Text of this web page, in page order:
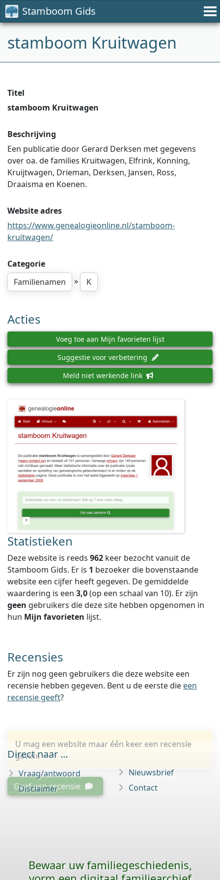
Stamboom Gids
stamboom Kruitwagen
Titel
stamboom Kruitwagen
Beschrijving
Een publicatie door Gerard Derksen met gegevens
over oa. de families Kruitwagen, Elfrink, Konning,
Kruijtwagen, Drieman, Derksen, Jansen, Ross,
Draaisma en Koenen.
Website adres
https://www.genealogieonline.nl/stamboom-
kruitwagen/
Categorie
Familienamen
» K
Acties
Voeg toe aan Mijn favorieten lijst
Suggestie voor verbetering
Meld niet werkende link
Statistieken
Deze website is reeds 962 keer bezocht vanuit de
Stamboom Gids. Er is 1 bezoeker die bovenstaande
website een cijfer heeft gegeven. De gemiddelde
waardering is een 3,0(op een schaal van 10). Er zijn
geen gebruikers die deze site hebben opgenomen in
hun Mijn favorieten lijst.
Recensies
Er zijn nog geen gebruikers die deze website een
recensie hebben gegeven. Bent u de eerste die een
recensie geeft?
U mag een website maar één keer een recensie
geven.
Geef een recensie
Direct naar ...
Vraag/antwoord
Disclaimer
Nieuwsbrief
Contact
Bewaar uw familie­geschiedenis,